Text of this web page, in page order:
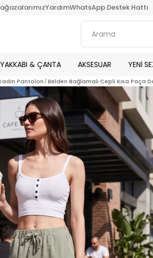
YardımWhatsApp Destek Hattı
& ÇANTA AKSESUAR YENİ
Pantolon Belden Bağlamalı Cepli Kısa Paça